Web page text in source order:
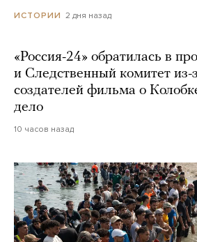
ИСТОРИИ 2 дня назад
«Россия-24» обратилась в
и Следственный комитет из-
создателей фильма о
дело
10 часов назад